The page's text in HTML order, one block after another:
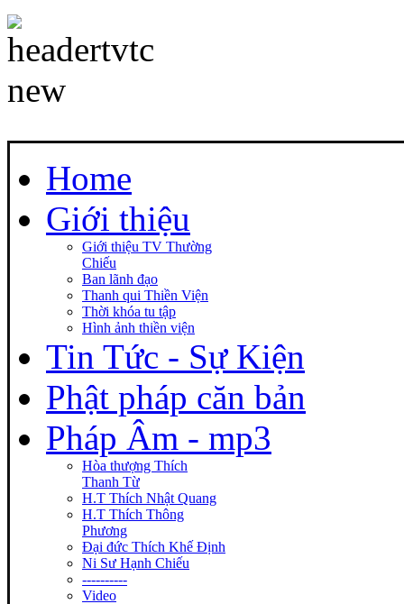
Home
Giới thiệu
Giới thiệu TV Thường
Chiếu
Ban lãnh đạo
Thanh qui Thiền Viện
Thời khóa tu tập
Hình ảnh thiền viện
Tin Tức - Sự Kiện
Phật pháp căn bản
Pháp Âm - mp3
Hòa thượng Thích
Thanh Từ
H.T Thích Nhật Quang
H.T Thích Thông
Phương
Đại đức Thích Khế Định
Ni Sư Hạnh Chiếu
----------
Video